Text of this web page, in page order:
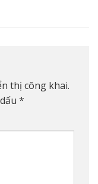
thị công khai.
*